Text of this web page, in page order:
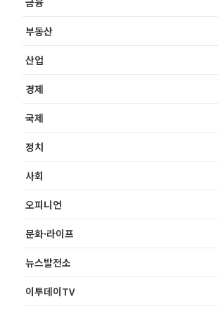
부동산
산업
경제
국제
정치
사회
오피니언
문화·라이프
뉴스발전소
이투데이TV